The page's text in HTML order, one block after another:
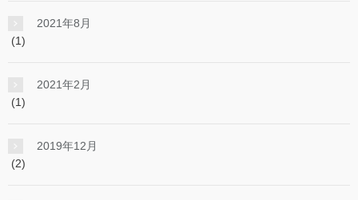
2021年8月
(1)
2021年2月
(1)
2019年12月
(2)